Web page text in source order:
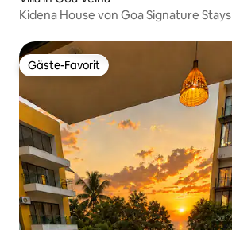
Kidena House von Goa Signature Stays
Gäste-Favorit
Gäste-Favorit